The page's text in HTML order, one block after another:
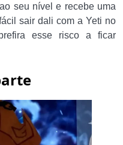
seu nível e recebe uma
sair dali com a Yeti no
esse risco a ficar